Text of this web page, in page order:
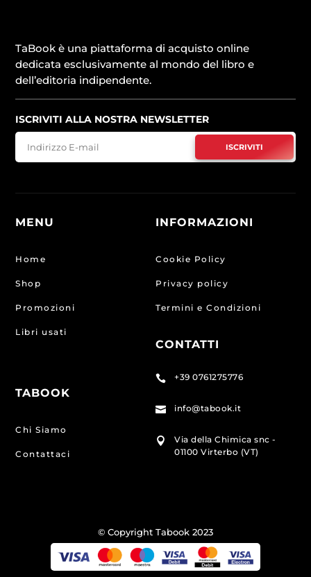
TaBook è una piattaforma di acquisto online
dedicata esclusivamente al mondo del libro e
dell’editoria indipendente.
ISCRIVITI ALLA NOSTRA NEWSLETTER
ISCRIVITI
MENU
Home
Shop
Promozioni
Libri usati
TABOOK
Chi Siamo
Contattaci
INFORMAZIONI
Cookie Policy
Privacy policy
Termini e Condizioni
CONTATTI
 +39 0761275776
 info@tabook.it

Via della Chimica snc -
01100 Virterbo (VT)
© Copyright Tabook 2023